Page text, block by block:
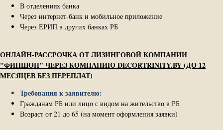
В отделениях банка
Через интернет-банк и мобильное приложение
Через ЕРИП в других банках РБ
ОНЛАЙН-РАССРОЧКА ОТ ЛИЗИНГОВОЙ КОМПАНИИ
"ФИНШОП" ЧЕРЕЗ КОМПАНИЮ DECORTRINITY.BY (ДО 12
МЕСЯЦЕВ БЕЗ ПЕРЕПЛАТ)
Требования к заявителю:
Гражданам РБ или лицо с видом на жительство в РБ
Возраст от 21 до 65 (на момент оформления заявки)